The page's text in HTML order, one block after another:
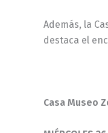
Además, la
destaca el
Casa Museo